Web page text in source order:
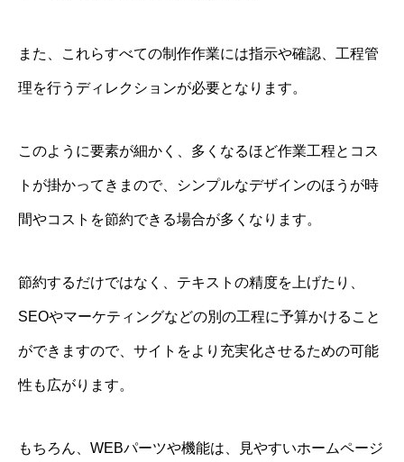
また、これらすべての制作作業には指示や確認、工程管
理を行うディレクションが必要となります。
このように要素が細かく、多くなるほど作業工程とコス
トが掛かってきまので、シンプルなデザインのほうが時
間やコストを節約できる場合が多くなります。
節約するだけではなく、テキストの精度を上げたり、
SEOやマーケティングなどの別の工程に予算かけること
ができますので、サイトをより充実化させるための可能
性も広がります。
もちろん、WEBパーツや機能は、見やすいホームページ